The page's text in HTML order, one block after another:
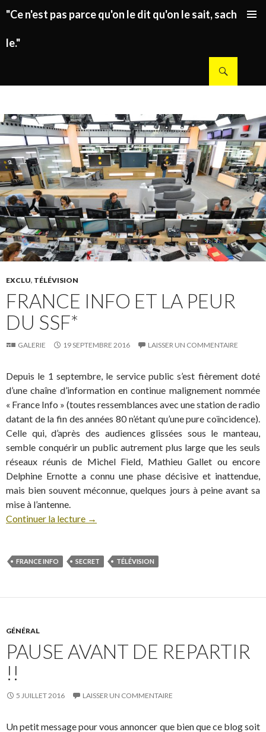
"Ce n'est pas parce qu'on le dit qu'on le sait, sachez
le."
EXCLU, TÉLÉVISION
FRANCE INFO ET LA PEUR
DU SSF*
GALERIE 19 SEPTEMBRE 2016 LAISSER UN COMMENTAIRE
Depuis le 1 septembre, le service public s’est fièrement doté
d’une chaîne d’information en continue malignement nommée
« France Info » (toutes ressemblances avec une station de radio
datant de la fin des années 80 n’étant qu’une pure coïncidence).
Celle qui, d’après des audiences glissées sous le manteau,
semble conquérir un public autrement plus large que les seuls
réseaux réunis de Michel Field, Mathieu Gallet ou encore
Delphine Ernotte a connu une phase décisive et inattendue,
mais bien souvent méconnue, quelques jours à peine avant sa
mise à l’antenne.
Continuer la lecture →
FRANCE INFO SECRET TÉLÉVISION
GÉNÉRAL
PAUSE AVANT DE REPARTIR
!!
5 JUILLET 2016 LAISSER UN COMMENTAIRE
Un petit message pour vous annoncer que bien que ce blog soit